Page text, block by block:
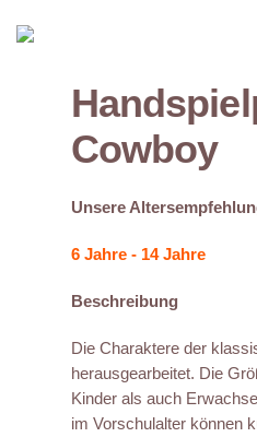
Cowboy
Unsere
6 Jahre - 14 Jahre
Beschreibung
Die Charaktere der
herausgearbeitet. Die
Kinder als auch
im Vorschulalter können